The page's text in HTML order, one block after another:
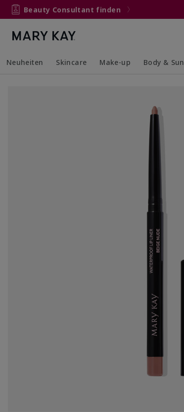
Beauty Consultant finden
Neuheiten Skincare Make-up Body & Sun